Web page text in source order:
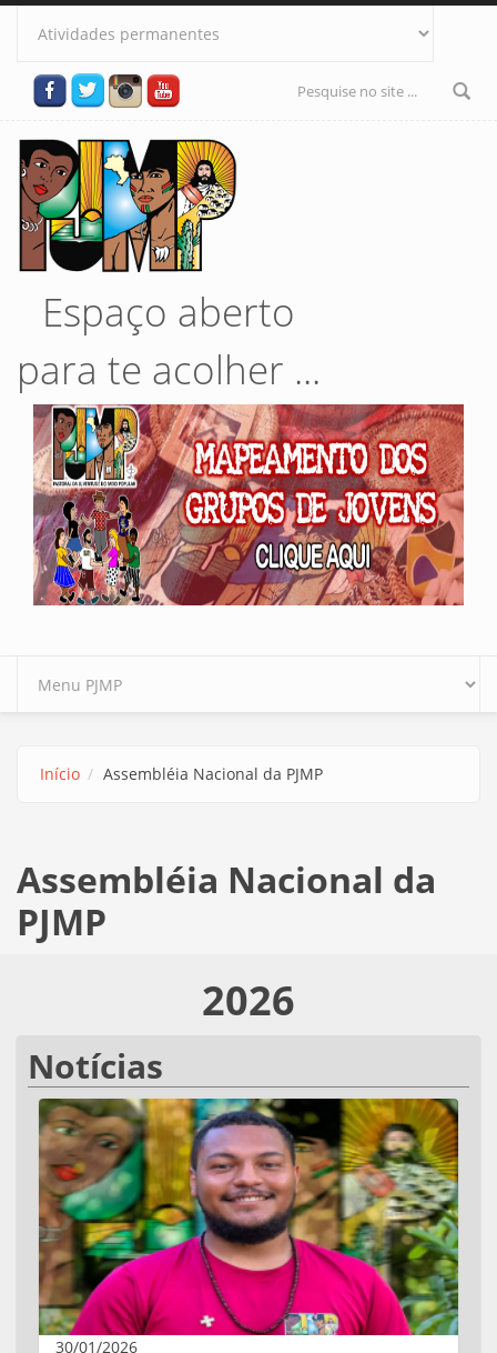
Pular para o conteúdo principal
Formulário
Espaço aberto
para te acolher ...
Início Assembléia Nacional da PJMP
Assembléia Nacional da
PJMP
2026
Notícias
30/01/2026